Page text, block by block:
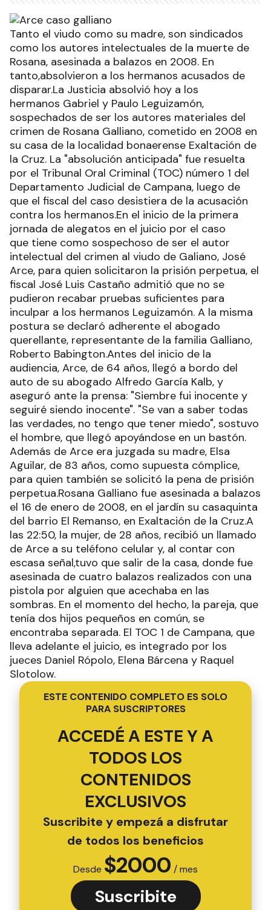
Tanto el viudo como su madre, son sindicados
como los autores intelectuales de la muerte de
Rosana, asesinada a balazos en 2008. En
tanto,absolvieron a los hermanos acusados de
disparar.La Justicia absolvió hoy a los
hermanos Gabriel y Paulo Leguizamón,
sospechados de ser los autores materiales del
crimen de Rosana Galliano, cometido en 2008 en
su casa de la localidad bonaerense Exaltación de
la Cruz. La "absolución anticipada" fue resuelta
por el Tribunal Oral Criminal (TOC) número 1 del
Departamento Judicial de Campana, luego de
que el fiscal del caso desistiera de la acusación
contra los hermanos.En el inicio de la primera
jornada de alegatos en el juicio por el caso
que tiene como sospechoso de ser el autor
intelectual del crimen al viudo de Galiano, José
Arce, para quien solicitaron la prisión perpetua, el
fiscal José Luis Castaño admitió que no se
pudieron recabar pruebas suficientes para
inculpar a los hermanos Leguizamón. A la misma
postura se declaró adherente el abogado
querellante, representante de la familia Galliano,
Roberto Babington.Antes del inicio de la
audiencia, Arce, de 64 años, llegó a bordo del
auto de su abogado Alfredo García Kalb, y
aseguró ante la prensa: "Siembre fui inocente y
seguiré siendo inocente". "Se van a saber todas
las verdades, no tengo que tener miedo", sostuvo
el hombre, que llegó apoyándose en un bastón.
Además de Arce era juzgada su madre, Elsa
Aguilar, de 83 años, como supuesta cómplice,
para quien también se solicitó la pena de prisión
perpetua.Rosana Galliano fue asesinada a balazos
el 16 de enero de 2008, en el jardín su casaquinta
del barrio El Remanso, en Exaltación de la Cruz.A
las 22:50, la mujer, de 28 años, recibió un llamado
de Arce a su teléfono celular y, al contar con
escasa señal,tuvo que salir de la casa, donde fue
asesinada de cuatro balazos realizados con una
pistola por alguien que acechaba en las
sombras. En el momento del hecho, la pareja, que
tenía dos hijos pequeños en común, se
encontraba separada. El TOC 1 de Campana, que
lleva adelante el juicio, es integrado por los
jueces Daniel Rópolo, Elena Bárcena y Raquel
Slotolow.
ESTE CONTENIDO COMPLETO ES SOLO
PARA SUSCRIPTORES
ACCEDÉ A ESTE Y A
TODOS LOS
CONTENIDOS
EXCLUSIVOS
Suscribite y empezá a disfrutar
de todos los beneficios
Desde $2000 / mes
Suscribite